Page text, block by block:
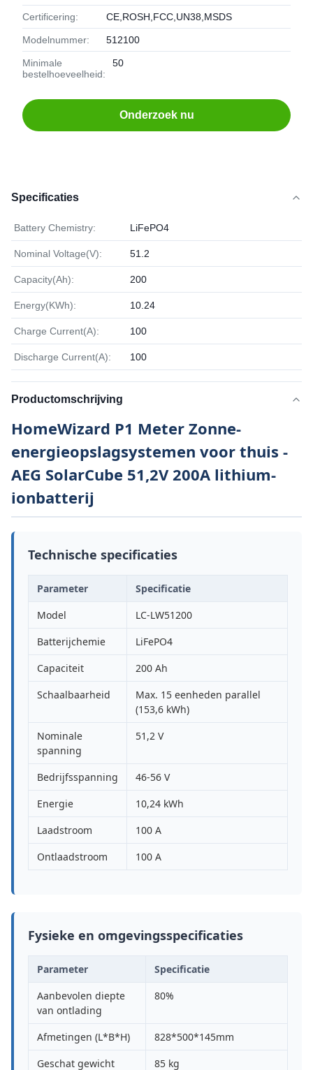
Certificering: CE,ROSH,FCC,UN38,MSDS
Modelnummer: 512100
Minimale
bestelhoeveelheid:
50
Onderzoek nu
Specificaties
Battery Chemistry: LiFePO4
Nominal Voltage(V): 51.2
Capacity(Ah): 200
Energy(KWh): 10.24
Charge Current(A): 100
Discharge Current(A): 100
Productomschrijving
HomeWizard P1 Meter Zonne-
energieopslagsystemen voor thuis -
AEG SolarCube 51,2V 200A lithium-
ionbatterij
Technische specificaties
Parameter
Specificatie
Model
LC-LW51200
Batterijchemie
LiFePO4
Capaciteit
200 Ah
Schaalbaarheid
Max. 15 eenheden parallel
(153,6 kWh)
Nominale
spanning
51,2 V
Bedrijfsspanning
46-56 V
Energie
10,24 kWh
Laadstroom
100 A
Ontlaadstroom
100 A
Fysieke en omgevingsspecificaties
Parameter
Specificatie
Aanbevolen diepte
van ontlading
80%
Afmetingen (L*B*H)
828*500*145mm
Geschat gewicht
85 kg